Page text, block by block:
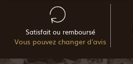
Satisfait ou remboursé
Vous pouvez changer d'avis